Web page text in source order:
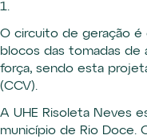
1.
O circuito de geração
blocos das tomadas de
força, sendo esta
(CCV).
A UHE Risoleta Neves
município de Rio Doce.